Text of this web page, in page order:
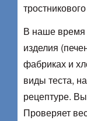
В наше время
изделия
фабриках и
виды теста,
рецептуре.
Проверяет